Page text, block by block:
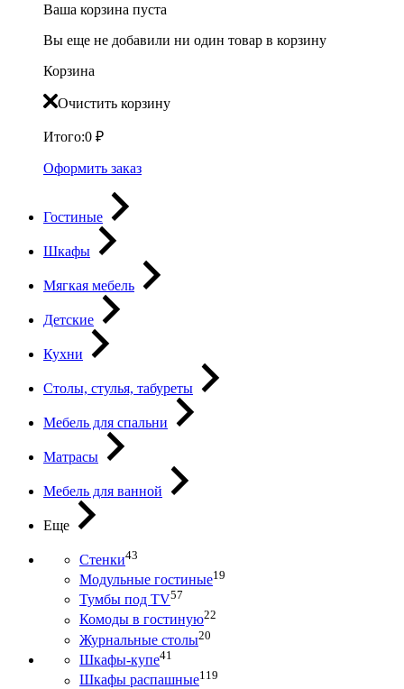
Ваша корзина пуста
Вы еще не добавили ни один товар в корзину
Корзина
Очистить корзину
Итого:0 ₽
Оформить заказ
Гостиные
Шкафы
Мягкая мебель
Детские
Кухни
Столы, стулья, табуреты
Мебель для спальни
Матрасы
Мебель для ванной
Еще
Стенки43
Модульные гостиные19
Тумбы под ТV57
Комоды в гостиную22
Журнальные столы20
Шкафы-купе41
Шкафы распашные119